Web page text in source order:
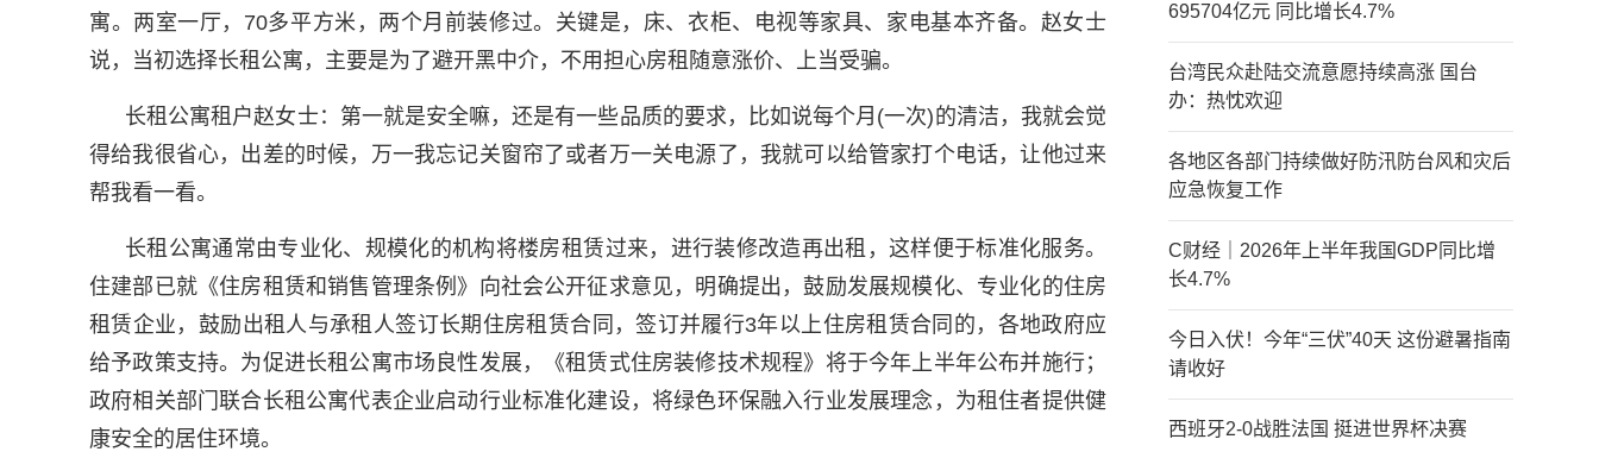
寓。两室一厅，70多平方米，两个月前装修过。关键是，床、衣柜、电视等家具、家电基本齐备。赵女士
说，当初选择长租公寓，主要是为了避开黑中介，不用担心房租随意涨价、上当受骗。
长租公寓租户赵女士：第一就是安全嘛，还是有一些品质的要求，比如说每个月(一次)的清洁，我就会觉
得给我很省心，出差的时候，万一我忘记关窗帘了或者万一关电源了，我就可以给管家打个电话，让他过来
帮我看一看。
长租公寓通常由专业化、规模化的机构将楼房租赁过来，进行装修改造再出租，这样便于标准化服务。
住建部已就《住房租赁和销售管理条例》向社会公开征求意见，明确提出，鼓励发展规模化、专业化的住房
租赁企业，鼓励出租人与承租人签订长期住房租赁合同，签订并履行3年以上住房租赁合同的，各地政府应
给予政策支持。为促进长租公寓市场良性发展，《租赁式住房装修技术规程》将于今年上半年公布并施行；
政府相关部门联合长租公寓代表企业启动行业标准化建设，将绿色环保融入行业发展理念，为租住者提供健
康安全的居住环境。
695704亿元 同比增长4.7%
台湾民众赴陆交流意愿持续高涨 国台
办：热忱欢迎
各地区各部门持续做好防汛防台风和灾后
应急恢复工作
C财经｜2026年上半年我国GDP同比增
长4.7%
今日入伏！今年“三伏”40天 这份避暑指南
请收好
西班牙2-0战胜法国 挺进世界杯决赛